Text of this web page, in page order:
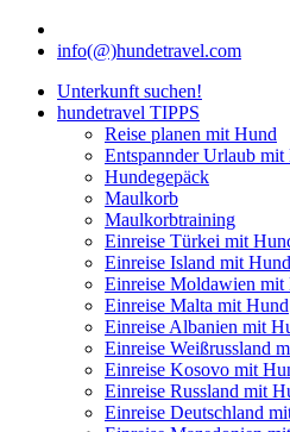
info(@)hundetravel.com
Unterkunft suchen!
hundetravel TIPPS
Reise planen mit Hund
Entspannder Urlaub mit
Hundegepäck
Maulkorb
Maulkorbtraining
Einreise Türkei mit
Einreise Island mit Hund
Einreise Moldawien mit
Einreise Malta mit Hund
Einreise Albanien mit
Einreise Weißrussland
Einreise Kosovo mit
Einreise Russland mit
Einreise Deutschland